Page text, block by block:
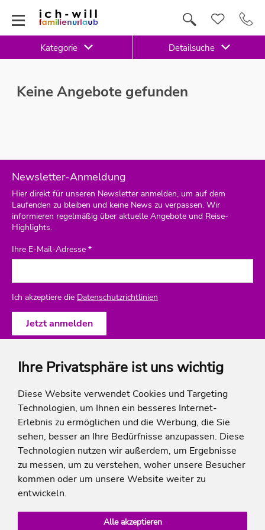
Ihre Privatsphäre ist uns wichtig
Diese Website verwendet Cookies und Targeting
Technologien, um Ihnen ein besseres Internet-
Erlebnis zu ermöglichen und die Werbung, die Sie
sehen, besser an Ihre Bedürfnisse anzupassen. Diese
Technologien nutzen wir außerdem, um Ergebnisse
zu messen, um zu verstehen, woher unsere Besucher
kommen oder um unsere Website weiter zu
entwickeln.
Alle akzeptieren
Kategorie Detailsuche
Keine Angebote gefunden
Newsletter-Anmeldung
Hier direkt für unseren Newsletter anmelden, um auf dem
Laufenden zu bleiben und keine News zu verpassen. Wir
informieren regelmäßig über aktuelle Angebote und Reise-
Highlights.
Ihre E-Mail-Adresse *
Ich akzeptiere die Datenschutzrichtlinien
ich-will-familienurlaub
Rechtliches
auf die Summe der Preise der Einzelleistungen.
**Streichpreise beziehen sich auf die ursprünglichen Preise des Reiseveranstalters.